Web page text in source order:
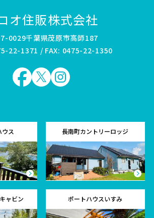
オ住販株式会社
0029千葉県茂原市高師187
22-1371 / FAX: 0475-22-1350
ス 長南町カントリーロッジ
ャビン ポートハウスいすみ